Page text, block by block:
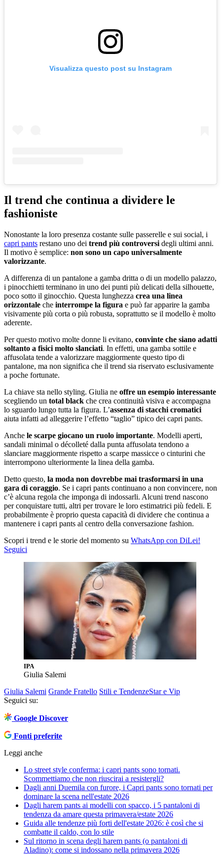
Visualizza questo post su Instagram
Il trend che continua a dividere le
fashioniste
Nonostante la loro presenza costante sulle passerelle e sui social, i
capri pants restano uno dei trend più controversi degli ultimi anni.
Il motivo è semplice: non sono un capo universalmente
valorizzante.
A differenza di un pantalone a gamba dritta o di un modello palazzo,
i pinocchietti terminano in uno dei punti più delicati della silhouette,
poco sotto il ginocchio. Questa lunghezza crea una linea
orizzontale che interrompe la figura e può far apparire la gamba
visivamente più corta o più robusta, soprattutto se il modello è molto
aderente.
Per questo motivo molte donne li evitano, convinte che siano adatti
soltanto a fisici molto slanciati. In effetti, una gamba sottile e
affusolata tende a valorizzare maggiormente questo tipo di
pantalone, ma non significa che il trend sia riservato esclusivamente
a poche fortunate.
La chiave sta nello styling. Giulia ne offre un esempio interessante
scegliendo un total black che crea continuità visiva e accompagna
lo sguardo lungo tutta la figura. L’assenza di stacchi cromatici
aiuta infatti ad alleggerire l’effetto “taglio” tipico dei capri pants.
Anche le scarpe giocano un ruolo importante. Modelli aperti,
sandali minimal o décolleté dalla punta affusolata tendono a
slanciare maggiormente rispetto a scarpe massicce o cinturini che
interrompono ulteriormente la linea della gamba.
Detto questo, la moda non dovrebbe mai trasformarsi in una
gara di coraggio. Se i capri pants continuano a non convincere, non
c’è alcuna regola che imponga di indossarli. Alcuni trend nascono
per conquistare tutti, altri per trovare le loro estimatrici più fedeli. E
probabilmente è proprio questa capacità di dividere che continua a
mantenere i capri pants al centro della conversazione fashion.
Scopri i trend e le storie del momento su WhatsApp con DiLei!
Seguici
IPA
Giulia Salemi
Giulia Salemi Grande Fratello Stili e TendenzeStar e Vip
Seguici su:
Google Discover
Fonti preferite
Leggi anche
Lo street style conferma: i capri pants sono tornati.
Scommettiamo che non riuscirai a resistergli?
Dagli anni Duemila con furore, i Capri pants sono tornati per
dominare la scena nell'estate 2026
Dagli harem pants ai modelli con spacco, i 5 pantaloni di
tendenza da amare questa primavera/estate 2026
Guida alle tendenze più forti dell'estate 2026: è così che si
combatte il caldo, con lo stile
Sul ritorno in scena degli harem pants (o pantaloni di
Aladino): come si indossano nella primavera 2026